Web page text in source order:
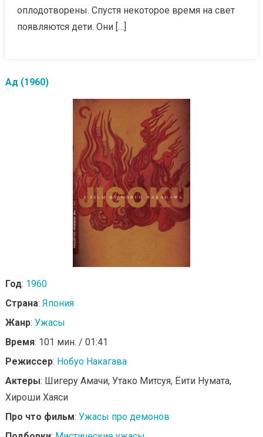
оплодотворены. Спустя некоторое время на свет
появляются дети. Они […]
Ад (1960)
Год: 1960
Страна: Япония
Жанр: Ужасы
Время: 101 мин. / 01:41
Режиссер: Нобуо Накагава
Актеры: Шигеру Амачи, Утако Митсуя, Ёити Нумата,
Хироши Хаяси
Про что фильм: Ужасы про демонов